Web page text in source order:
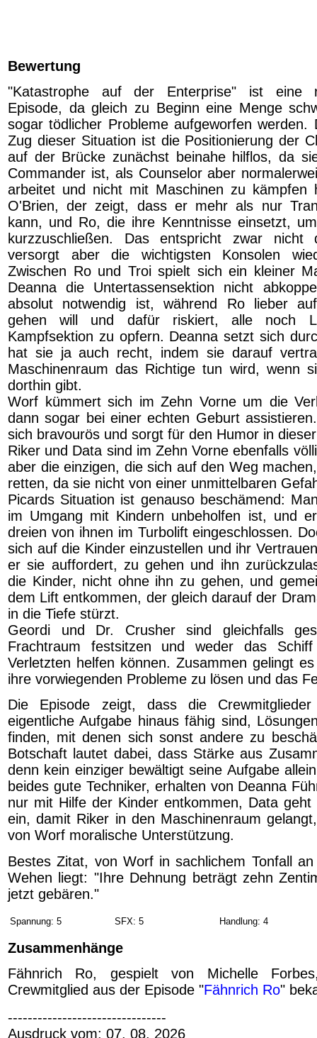
Bewertung
"Katastrophe auf der Enterprise" ist eine
Episode, da gleich zu Beginn eine Menge
sogar tödlicher Probleme aufgeworfen werden.
Zug dieser Situation ist die Positionierung der
auf der Brücke zunächst beinahe hilflos, da
Commander ist, als Counselor aber
arbeitet und nicht mit Maschinen zu kämpfen
O'Brien, der zeigt, dass er mehr als nur
kann, und Ro, die ihre Kenntnisse einsetzt,
kurzzuschließen. Das entspricht zwar nicht
versorgt aber die wichtigsten Konsolen
Zwischen Ro und Troi spielt sich ein kleiner
Deanna die Untertassensektion nicht
absolut notwendig ist, während Ro lieber
gehen will und dafür riskiert, alle noch
Kampfsektion zu opfern. Deanna setzt sich
hat sie ja auch recht, indem sie darauf
Maschinenraum das Richtige tun wird, wenn
dorthin gibt.
Worf kümmert sich im Zehn Vorne um die
dann sogar bei einer echten Geburt
sich bravourös und sorgt für den Humor in
Riker und Data sind im Zehn Vorne ebenfalls
aber die einzigen, die sich auf den Weg
retten, da sie nicht von einer unmittelbaren
Picards Situation ist genauso beschämend:
im Umgang mit Kindern unbeholfen ist, und
dreien von ihnen im Turbolift eingeschlossen.
sich auf die Kinder einzustellen und ihr
er sie auffordert, zu gehen und ihn
die Kinder, nicht ohne ihn zu gehen, und
dem Lift entkommen, der gleich darauf der
in die Tiefe stürzt.
Geordi und Dr. Crusher sind gleichfalls
Frachtraum festsitzen und weder das
Verletzten helfen können. Zusammen gelingt
ihre vorwiegenden Probleme zu lösen und das
Die Episode zeigt, dass die
eigentliche Aufgabe hinaus fähig sind,
finden, mit denen sich sonst andere zu
Botschaft lautet dabei, dass Stärke aus
denn kein einziger bewältigt seine Aufgabe
beides gute Techniker, erhalten von Deanna
nur mit Hilfe der Kinder entkommen, Data geht
ein, damit Riker in den Maschinenraum
von Worf moralische Unterstützung.
Bestes Zitat, von Worf in sachlichem Tonfall
Wehen liegt: "Ihre Dehnung beträgt zehn
jetzt gebären."
Spannung: 5 SFX: 5 Handlung: 4
Zusammenhänge
Fähnrich Ro, gespielt von Michelle
Crewmitglied aus der Episode "Fähnrich Ro"
--------------------------------
Ausdruck vom: 07. 08. 2026